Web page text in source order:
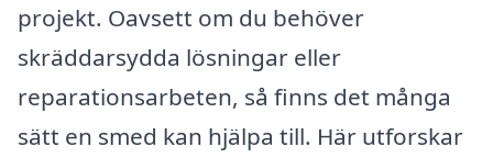
projekt. Oavsett om du behöver
skräddarsydda lösningar eller
reparationsarbeten, så finns det många
sätt en smed kan hjälpa till. Här utforskar